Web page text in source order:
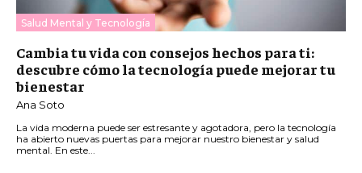
Salud Mental y Tecnología
Cambia tu vida con consejos hechos para ti:
descubre cómo la tecnología puede mejorar tu
bienestar
Ana Soto
La vida moderna puede ser estresante y agotadora, pero la tecnología
ha abierto nuevas puertas para mejorar nuestro bienestar y salud
mental. En este...